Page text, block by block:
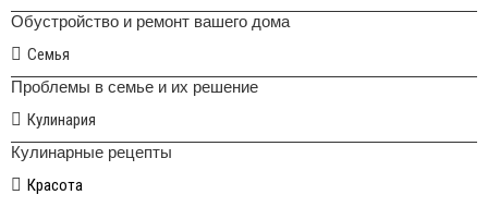
Обустройство и ремонт вашего дома
Семья
Проблемы в семье и их решение
Кулинария
Кулинарные рецепты
Красота